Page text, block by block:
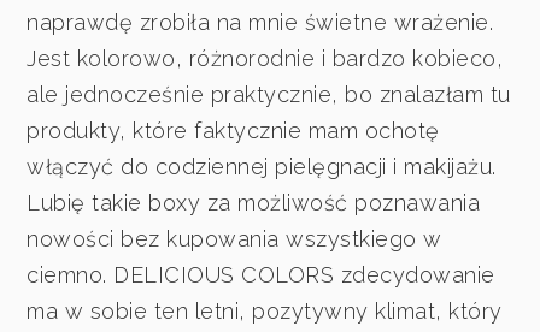
naprawdę zrobiła na mnie świetne wrażenie.
Jest kolorowo, różnorodnie i bardzo kobieco,
ale jednocześnie praktycznie, bo znalazłam tu
produkty, które faktycznie mam ochotę
włączyć do codziennej pielęgnacji i makijażu.
Lubię takie boxy za możliwość poznawania
nowości bez kupowania wszystkiego w
ciemno. DELICIOUS COLORS zdecydowanie
ma w sobie ten letni, pozytywny klimat, który